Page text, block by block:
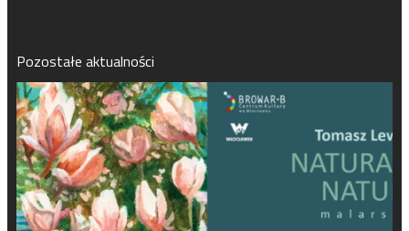
Pozostałe aktualności